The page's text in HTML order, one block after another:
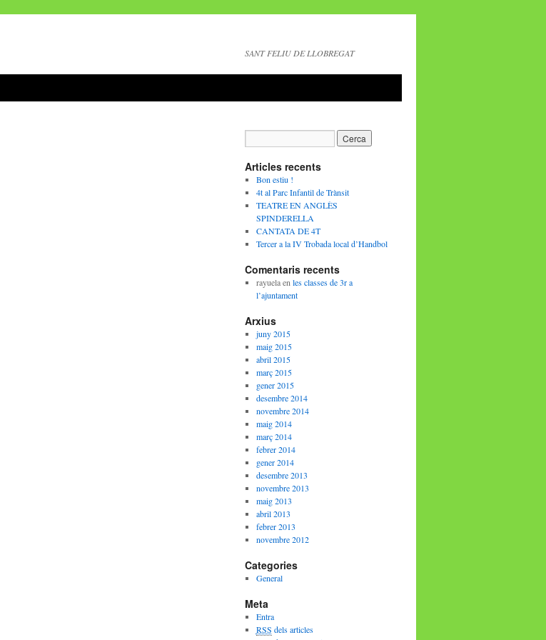
SANT FELIU DE LLOBREGAT
Articles recents
Bon estiu !
4t al Parc Infantil de Trànsit
TEATRE EN ANGLÈS
SPINDERELLA
CANTATA DE 4T
Tercer a la IV Trobada local d’Handbol
Comentaris recents
rayuelaen les classes de 3r a
l’ajuntament
Arxius
juny 2015
maig 2015
abril 2015
març 2015
gener 2015
desembre 2014
novembre 2014
maig 2014
març 2014
febrer 2014
gener 2014
desembre 2013
novembre 2013
maig 2013
abril 2013
febrer 2013
novembre 2012
Categories
General
Meta
Entra
RSS dels articles